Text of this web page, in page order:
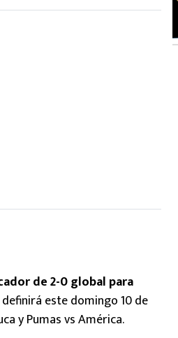
de 2-0 global para
este domingo 10 de
y Pumas vs América.